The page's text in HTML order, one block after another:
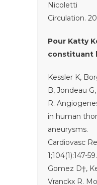
Nicoletti
Circulation.
Pour Katty
constituant
Kessler K,
B, Jondeau
R.
in human
aneurysms.
Cardiovasc
1;104(1):147-59.
Gomez D†,
Vranckx R.